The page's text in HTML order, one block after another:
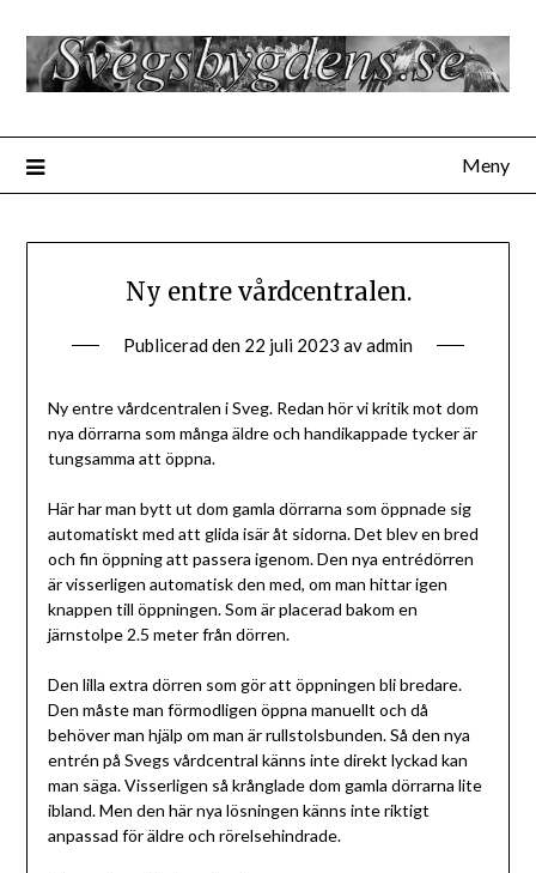
innehåll
Meny
Ny entre vårdcentralen.
Publicerad den 22 juli 2023 avadmin
Ny entre vårdcentralen i Sveg. Redan hör vi kritik mot dom
nya dörrarna som många äldre och handikappade tycker är
tungsamma att öppna.
Här har man bytt ut dom gamla dörrarna som öppnade sig
automatiskt med att glida isär åt sidorna. Det blev en bred
och fin öppning att passera igenom. Den nya entrédörren
är visserligen automatisk den med, om man hittar igen
knappen till öppningen. Som är placerad bakom en
järnstolpe 2.5 meter från dörren.
Den lilla extra dörren som gör att öppningen bli bredare.
Den måste man förmodligen öppna manuellt och då
behöver man hjälp om man är rullstolsbunden. Så den nya
entrén på Svegs vårdcentral känns inte direkt lyckad kan
man säga. Visserligen så krånglade dom gamla dörrarna lite
ibland. Men den här nya lösningen känns inte riktigt
anpassad för äldre och rörelsehindrade.